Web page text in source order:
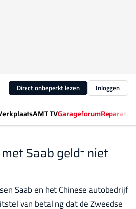
Direct onbeperkt lezen Inloggen
AMT TVGarageforum
Saab geldt niet
Saab en het Chinese autobedrijf
van betaling dat de Zweedse